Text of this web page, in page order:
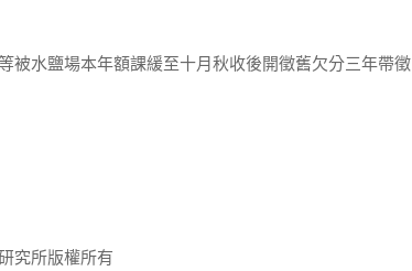
被水鹽場本年額課緩至十月秋收後開徵舊欠分三年帶徵
究所版權所有